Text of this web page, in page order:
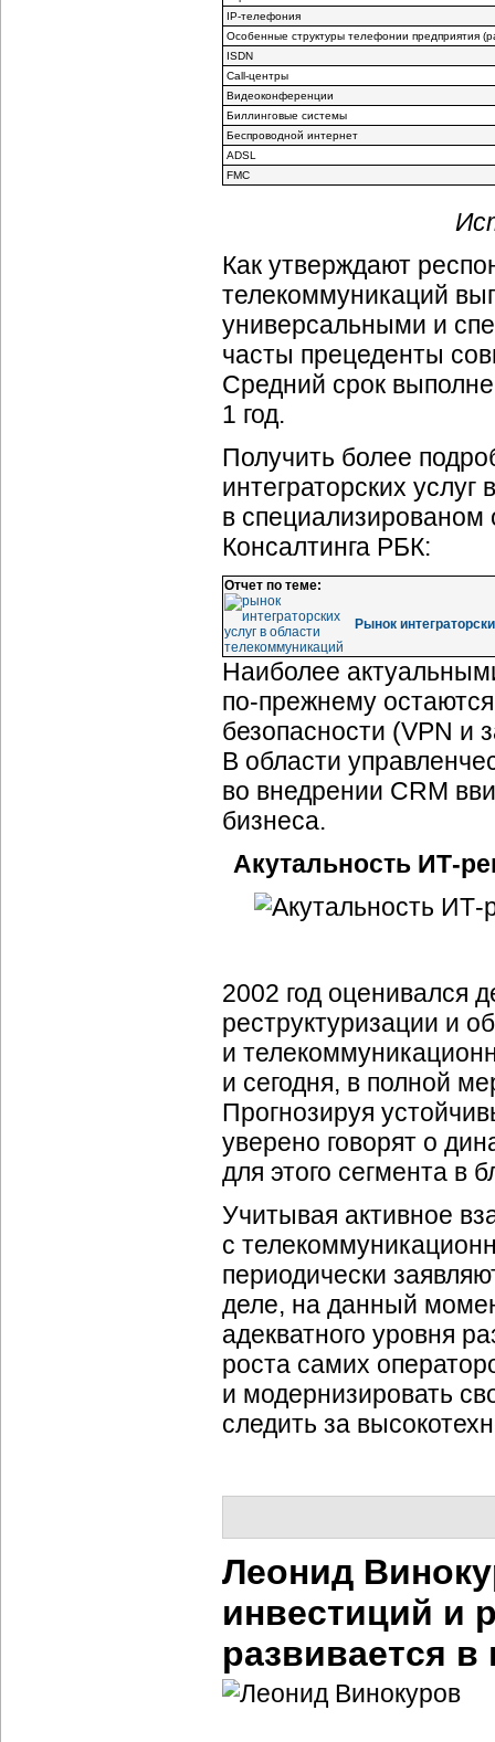
IP-телефония
Особенные структуры телефонии предприятия (
ISDN
Call-центры
Видеоконференции
Биллинговые системы
Беспроводной интернет
ADSL
FMC
Как утверждают
телекоммуникаций
универсальными и
часты прецеденты
Средний срок
1 год.
Получить более
интеграторских
в специализированом
Консалтинга РБК:
Отчет по теме:
Рынок
Наиболее
по-прежнему
безопасности (VPN
В области
во внедрении CRM
бизнеса.
Акутальность ИТ-
2002 год оценивался
реструктуризации и
и
и сегодня, в полной
Прогнозируя
уверено говорят о
для этого сегмента в
Учитывая активное
с
периодически
деле, на данный
адекватного уровня
роста самих
и модернизировать
следить за
Леонид
инвестиций и
развивается